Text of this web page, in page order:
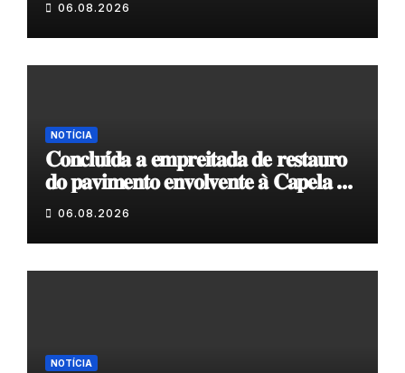
06.08.2026
NOTÍCIA
𝐂𝐨𝐧𝐜𝐥𝐮𝐢́𝐝𝐚 𝐚 𝐞𝐦𝐩𝐫𝐞𝐢𝐭𝐚𝐝𝐚 𝐝𝐞 𝐫𝐞𝐬𝐭𝐚𝐮𝐫𝐨
𝐝𝐨 𝐩𝐚𝐯𝐢𝐦𝐞𝐧𝐭𝐨 𝐞𝐧𝐯𝐨𝐥𝐯𝐞𝐧𝐭𝐞 𝐚̀ 𝐂𝐚𝐩𝐞𝐥𝐚 𝐝𝐞
𝐂𝐨𝐯𝐚𝐬
06.08.2026
NOTÍCIA